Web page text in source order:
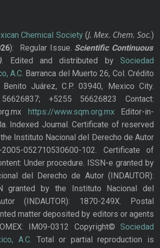
Chemical Society(J. Mex. Chem. Soc.)
): Regular Issue. Scientific Continuous
. Edited and distributed bySociedad
A.C. Barranca del Muerto 26, Col. Crédito
Benito Juárez, C.P. 03940, Mexico City.
+5255 56626823 Contact:
https://www.sqm.org.mxEditor-in-
Indexed Journal. Certificate of reserved
Instituto Nacional del Derecho de Autor
2005-052710530600-102. Certificate of
Under procedure. ISSN-e granted by
del Derecho de Autor (INDAUTOR):
granted by the Instituto Nacional del
(INDAUTOR): 1870-249X. Postal
matter deposited by editors or agents
IM09-0312 Copyright© Sociedad
A.C. Total or partial reproduction is